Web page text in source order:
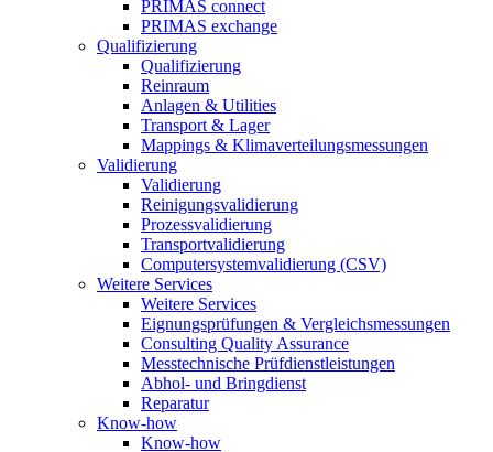
PRIMAS connect
PRIMAS exchange
Qualifizierung
Qualifizierung
Reinraum
Anlagen & Utilities
Transport & Lager
Mappings & Klimaverteilungsmessungen
Validierung
Validierung
Reinigungsvalidierung
Prozessvalidierung
Transportvalidierung
Computersystemvalidierung (CSV)
Weitere Services
Weitere Services
Eignungsprüfungen & Vergleichsmessungen
Consulting Quality Assurance
Messtechnische Prüfdienstleistungen
Abhol- und Bringdienst
Reparatur
Know-how
Know-how